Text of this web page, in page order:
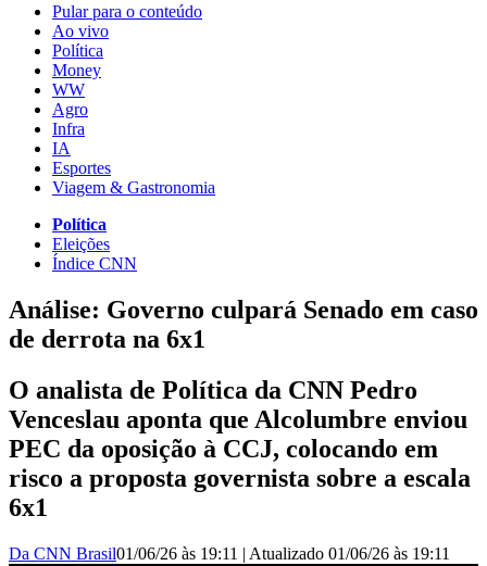
Pular para o conteúdo
Ao vivo
Política
Money
WW
Agro
Infra
IA
Esportes
Viagem & Gastronomia
Política
Eleições
Índice CNN
Análise: Governo culpará Senado em caso
de derrota na 6x1
O analista de Política da CNN Pedro
Venceslau aponta que Alcolumbre enviou
PEC da oposição à CCJ, colocando em
risco a proposta governista sobre a escala
6x1
Da CNN Brasil01/06/26 às 19:11 | Atualizado 01/06/26 às 19:11